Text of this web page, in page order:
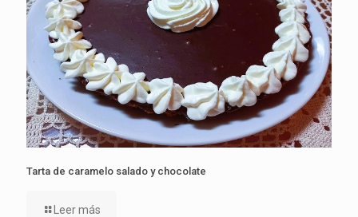
Tarta de caramelo salado y chocolate
Leer más